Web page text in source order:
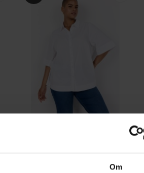
Om
399,95 kr
54-56